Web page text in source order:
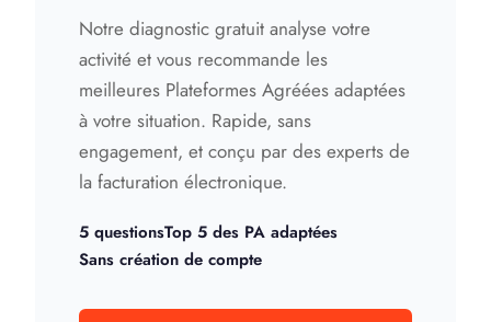
Notre diagnostic gratuit analyse votre
activité et vous recommande les
meilleures Plateformes Agréées adaptées
à votre situation. Rapide, sans
engagement, et conçu par des experts de
la facturation électronique.
5 questionsTop 5 des PA adaptées
Sans création de compte